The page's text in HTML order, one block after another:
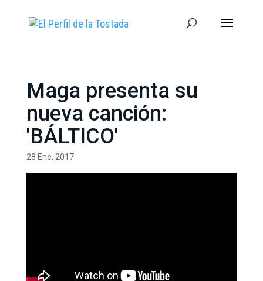
Maga presenta su
nueva canción:
'BÁLTICO'
28 Ene, 2017